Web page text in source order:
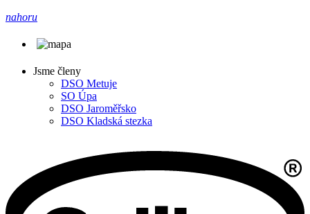
nahoru
Jsme členy
DSO Metuje
SO Úpa
DSO Jaroměřsko
DSO Kladská stezka